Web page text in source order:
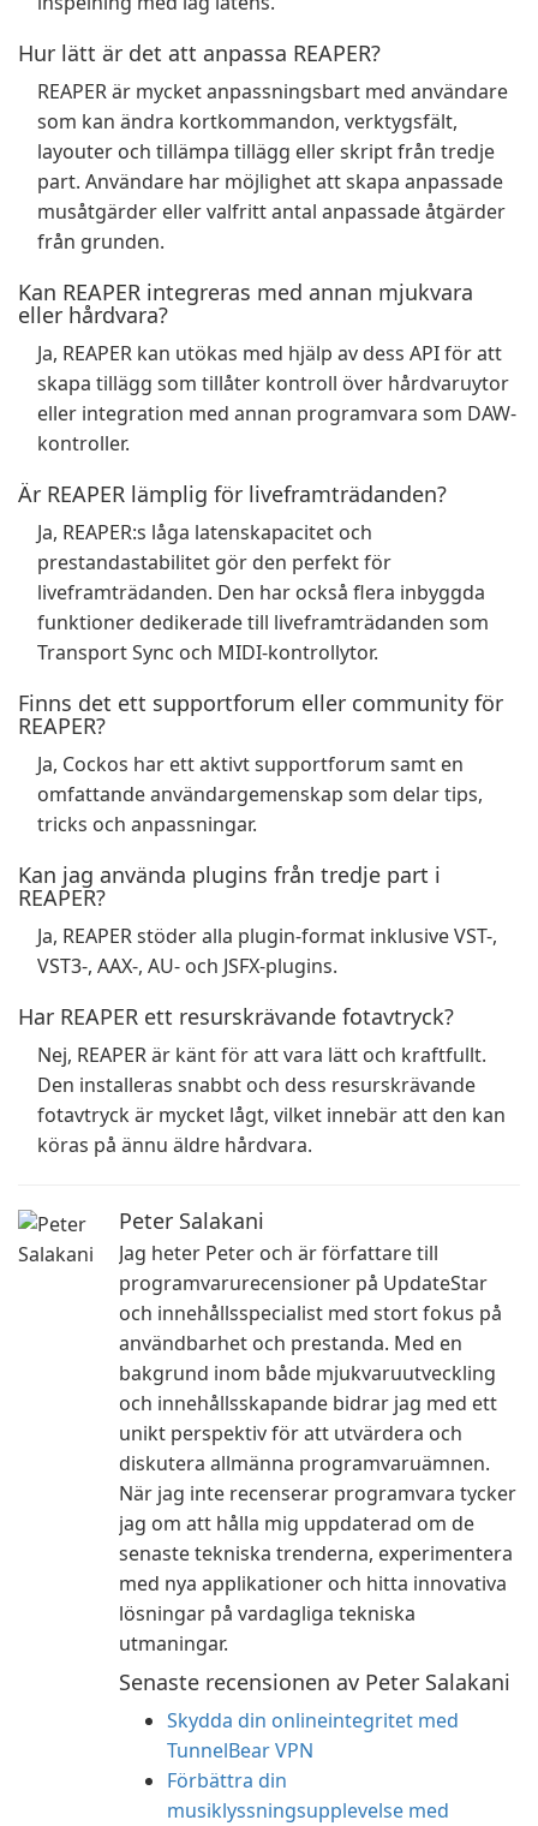
Hur lätt är det att anpassa REAPER?
REAPER är mycket anpassningsbart med användare
som kan ändra kortkommandon, verktygsfält,
layouter och tillämpa tillägg eller skript från tredje
part. Användare har möjlighet att skapa anpassade
musåtgärder eller valfritt antal anpassade åtgärder
från grunden.
Kan REAPER integreras med annan mjukvara
eller hårdvara?
Ja, REAPER kan utökas med hjälp av dess API för att
skapa tillägg som tillåter kontroll över hårdvaruytor
eller integration med annan programvara som DAW-
kontroller.
Är REAPER lämplig för liveframträdanden?
Ja, REAPER:s låga latenskapacitet och
prestandastabilitet gör den perfekt för
liveframträdanden. Den har också flera inbyggda
funktioner dedikerade till liveframträdanden som
Transport Sync och MIDI-kontrollytor.
Finns det ett supportforum eller community för
REAPER?
Ja, Cockos har ett aktivt supportforum samt en
omfattande användargemenskap som delar tips,
tricks och anpassningar.
Kan jag använda plugins från tredje part i
REAPER?
Ja, REAPER stöder alla plugin-format inklusive VST-,
VST3-, AAX-, AU- och JSFX-plugins.
Har REAPER ett resurskrävande fotavtryck?
Nej, REAPER är känt för att vara lätt och kraftfullt.
Den installeras snabbt och dess resurskrävande
fotavtryck är mycket lågt, vilket innebär att den kan
köras på ännu äldre hårdvara.
Peter Salakani
Jag heter Peter och är författare till
programvarurecensioner på UpdateStar
och innehållsspecialist med stort fokus på
användbarhet och prestanda. Med en
bakgrund inom både mjukvaruutveckling
och innehållsskapande bidrar jag med ett
unikt perspektiv för att utvärdera och
diskutera allmänna programvaruämnen.
När jag inte recenserar programvara tycker
jag om att hålla mig uppdaterad om de
senaste tekniska trenderna, experimentera
med nya applikationer och hitta innovativa
lösningar på vardagliga tekniska
utmaningar.
Senaste recensionen av Peter Salakani
Skydda din onlineintegritet med
TunnelBear VPN
Förbättra din
musiklyssningsupplevelse med